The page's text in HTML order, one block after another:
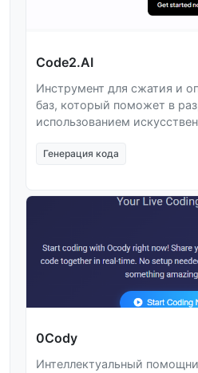
Code2.AI
Инструмент для сжатия и
баз, который поможет в
использованием
Генерация кода
0Cody
Интеллектуальный